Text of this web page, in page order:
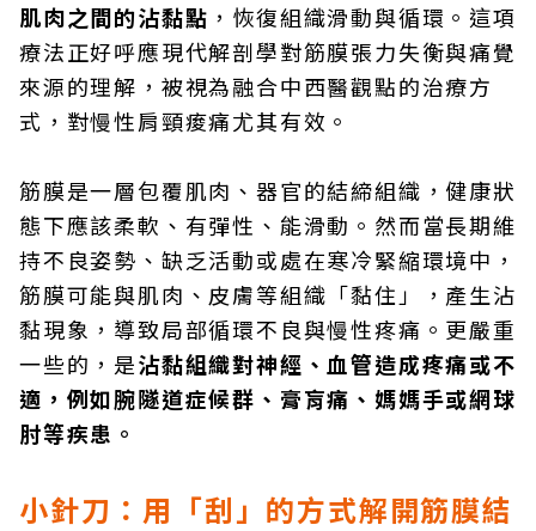
肌肉之間的沾黏點 ，恢復組織滑動與循環。這項
療法正好呼應現代解剖學對筋膜張力失衡與痛覺
來源的理解，被視為融合中西醫觀點的治療方
式，對慢性肩頸痠痛尤其有效。
筋膜是一層包覆肌肉、器官的結締組織，健康狀
態下應該柔軟、有彈性、能滑動。然而當長期維
持不良姿勢、缺乏活動或處在寒冷緊縮環境中，
筋膜可能與肌肉、皮膚等組織「黏住」，產生沾
黏現象，導致局部循環不良與慢性疼痛。更嚴重
一些的，是沾黏組織對神經、血管造成疼痛或不
適，例如腕隧道症候群、膏肓痛、媽媽手或網球
肘等疾患。
小針刀：用「刮」的方式解開筋膜結